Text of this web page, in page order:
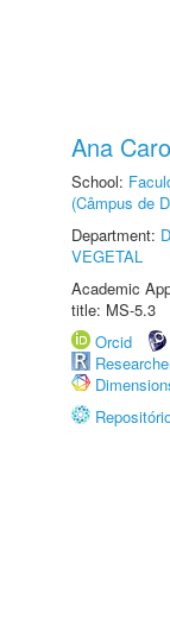
Ana
School:
(Câmpus de
Department:
VEGETAL
Academic
title: MS-5.3
Orcid